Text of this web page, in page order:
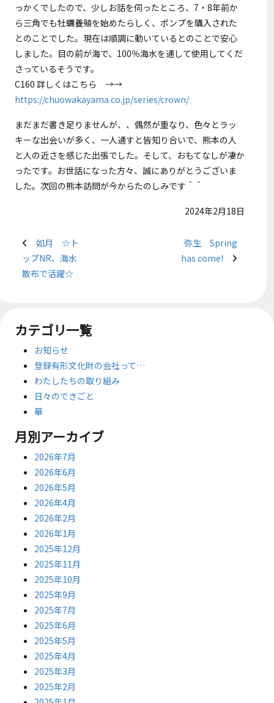
っかくでしたので、少しお話を伺ったところ、7・8年前か
ら三角でも牡蠣養殖を始めたらしく、ポンプを購入された
とのことでした。現在は順調に動いているとのことで安心
しました。目の前が海で、100％海水を通して使用してくだ
さっているそうです。
C160 詳しくはこちら →→
https://chuowakayama.co.jp/series/crown/
まだまだ書き足りませんが、、偶然が重なり、色々とラッ
キーな出会いが多く、一人通すと皆知り合いで、熊本の人
と人の近さを感じた出張でした。そして、おもてなしが凄か
ったです。お世話になった方々、誠にありがとうございま
した。次回の熊本訪問が今からたのしみです＾＾
2024年2月18日
如月 ☆ト
ップNR、海水
散布で活躍☆
弥生 Spring
has come!
カテゴリ一覧
お知らせ
登録有形文化財の会社って…
わたしたちの取り組み
日々のできごと
華
月別アーカイブ
2026年7月
2026年6月
2026年5月
2026年4月
2026年2月
2026年1月
2025年12月
2025年11月
2025年10月
2025年9月
2025年7月
2025年6月
2025年5月
2025年4月
2025年3月
2025年2月